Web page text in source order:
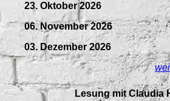
23. Oktober 2026
06. November 2026
03. Dezember 2026
Lesung mit Claudia